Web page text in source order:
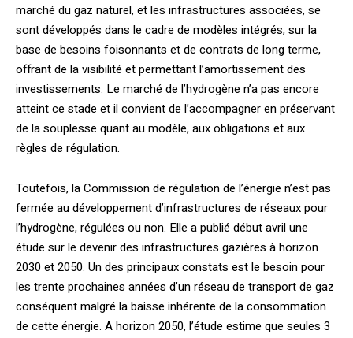
marché du gaz naturel, et les infrastructures associées, se
sont développés dans le cadre de modèles intégrés, sur la
base de besoins foisonnants et de contrats de long terme,
offrant de la visibilité et permettant l’amortissement des
investissements. Le marché de l’hydrogène n’a pas encore
atteint ce stade et il convient de l’accompagner en préservant
de la souplesse quant au modèle, aux obligations et aux
règles de régulation.
Toutefois, la Commission de régulation de l’énergie n’est pas
fermée au développement d’infrastructures de réseaux pour
l’hydrogène, régulées ou non. Elle a publié début avril une
étude sur le devenir des infrastructures gazières à horizon
2030 et 2050. Un des principaux constats est le besoin pour
les trente prochaines années d’un réseau de transport de gaz
conséquent malgré la baisse inhérente de la consommation
de cette énergie. A horizon 2050, l’étude estime que seules 3